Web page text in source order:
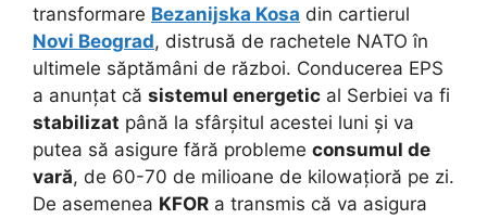
transformare Bezanijska Kosa din cartierul
Novi Beograd, distrusă de rachetele NATO în
ultimele săptămâni de război. Conducerea EPS
a anunțat că sistemul energetic al Serbiei va fi
stabilizat până la sfârșitul acestei luni și va
putea să asigure fără probleme consumul de
vară, de 60-70 de milioane de kilowațioră pe zi.
De asemenea KFOR a transmis că va asigura